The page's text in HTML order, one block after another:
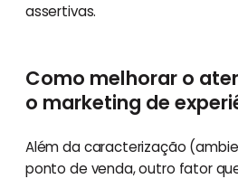
assertivas.
Como melhorar o
o marketing de
Além da caracterização
ponto de venda, outro fator